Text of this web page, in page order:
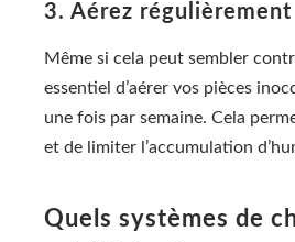
3. Aérez régulièrement
Même si cela peut sembler
essentiel d’aérer vos pièces
une fois par semaine. Cela
et de limiter l’accumulation
Quels systèmes de